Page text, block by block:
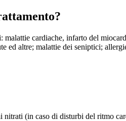
cardiache, infarto del
ed altre; malattie dei seniptici;
(in caso di disturbi del ritmo